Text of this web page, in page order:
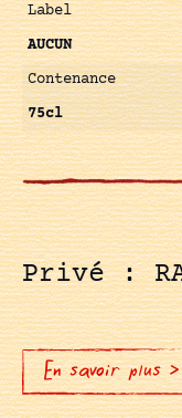
Label
AUCUN
Contenance
75cl
Privé :
En savoir plus >